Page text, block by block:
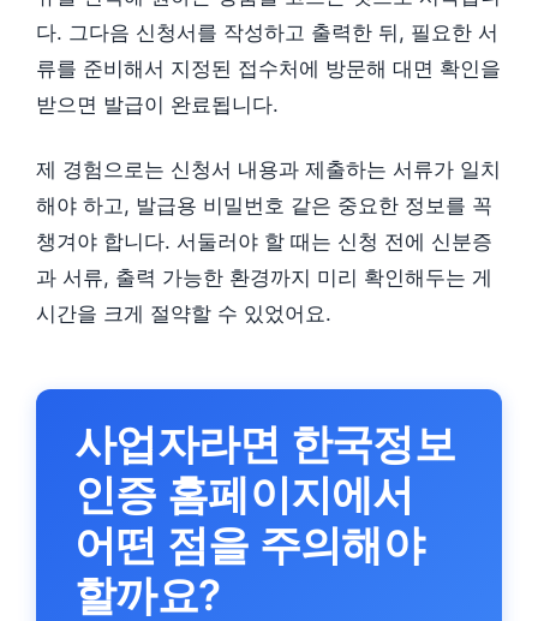
다. 그다음 신청서를 작성하고 출력한 뒤, 필요한 서
류를 준비해서 지정된 접수처에 방문해 대면 확인을
받으면 발급이 완료됩니다.
제 경험으로는 신청서 내용과 제출하는 서류가 일치
해야 하고, 발급용 비밀번호 같은 중요한 정보를 꼭
챙겨야 합니다. 서둘러야 할 때는 신청 전에 신분증
과 서류, 출력 가능한 환경까지 미리 확인해두는 게
시간을 크게 절약할 수 있었어요.
사업자라면 한국정보
인증 홈페이지에서
어떤 점을 주의해야
할까요?